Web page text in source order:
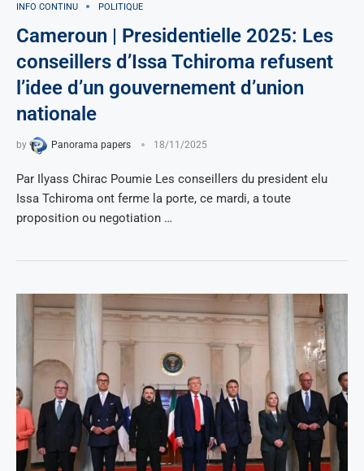
INFO CONTINU
POLITIQUE
Cameroun | Presidentielle 2025: Les
conseillers d’Issa Tchiroma refusent
l’idee d’un gouvernement d’union
nationale
by Panorama papers 18/11/2025
Par Ilyass Chirac Poumie Les conseillers du president elu
Issa Tchiroma ont ferme la porte, ce mardi, a toute
proposition ou negotiation …